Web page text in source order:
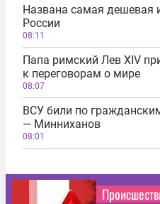
Названа самая дешевая
России
08:11
Папа римский Лев XIV
к переговорам о мире
08:07
ВСУ били по
― Минниханов
08:01